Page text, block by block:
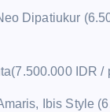
Dipatiukur
IDR /
Ibis Style